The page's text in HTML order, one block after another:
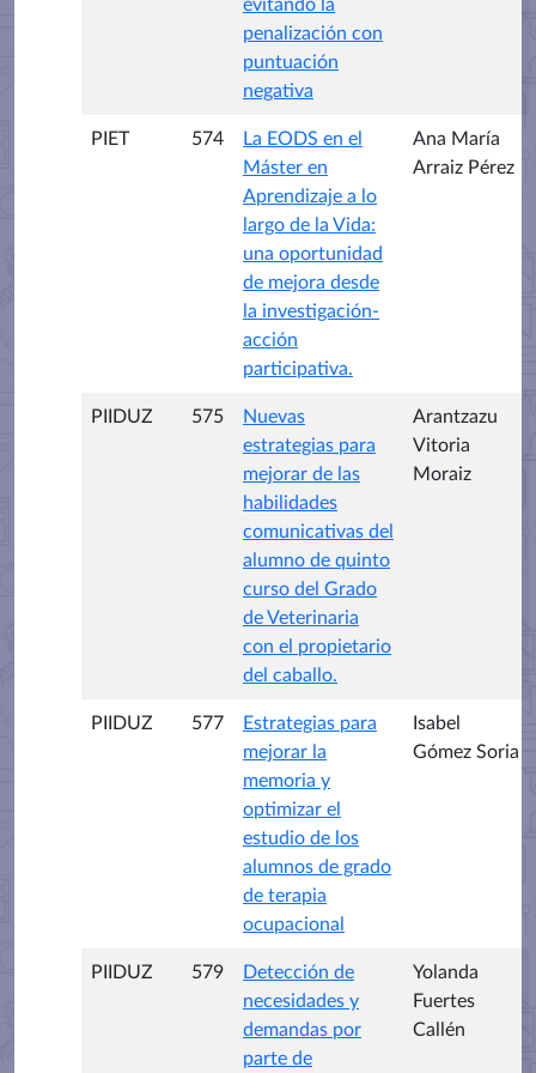
evitando la
penalización con
puntuación
negativa
PIET 574
La EODS en el
Máster en
Aprendizaje a lo
largo de la Vida:
una oportunidad
de mejora desde
la investigación-
acción
participativa.
Ana María
Arraiz Pérez
PIIDUZ 575
Nuevas
estrategias para
mejorar de las
habilidades
comunicativas del
alumno de quinto
curso del Grado
de Veterinaria
con el propietario
del caballo.
Arantzazu
Vitoria
Moraiz
PIIDUZ 577
Estrategias para
mejorar la
memoria y
optimizar el
estudio de los
alumnos de grado
de terapia
ocupacional
Isabel
Gómez Soria
PIIDUZ 579
Detección de
necesidades y
demandas por
parte de
Yolanda
Fuertes
Callén